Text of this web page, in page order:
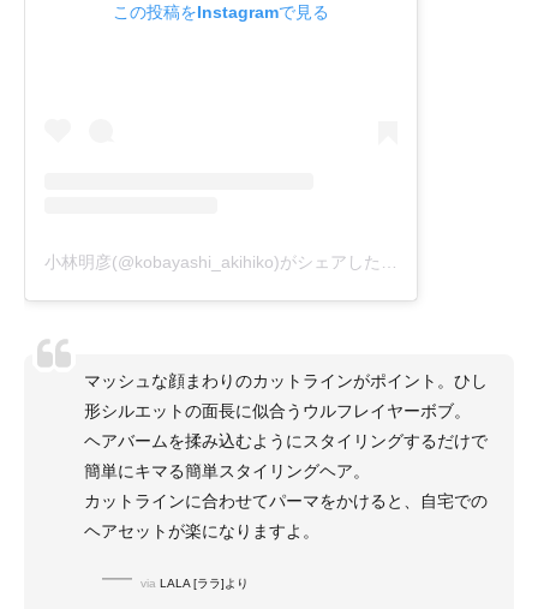
この投稿をInstagramで見る
マッシュな顔まわりのカットラインがポイント。ひし
形シルエットの面長に似合うウルフレイヤーボブ。
ヘアバームを揉み込むようにスタイリングするだけで
簡単にキマる簡単スタイリングヘア。
カットラインに合わせてパーマをかけると、自宅での
ヘアセットが楽になりますよ。
via LALA [ララ]より